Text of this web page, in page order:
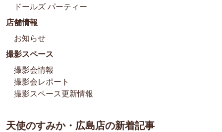
ドールズ パーティー
店舗情報
お知らせ
撮影スペース
撮影会情報
撮影会レポート
撮影スペース更新情報
天使のすみか・広島店の新着記事